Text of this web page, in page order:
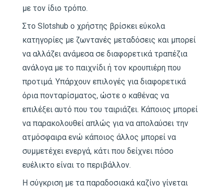
με τον ίδιο τρόπο.
Στο Slotshub ο χρήστης βρίσκει εύκολα
κατηγορίες με ζωντανές μεταδόσεις και μπορεί
να αλλάζει ανάμεσα σε διαφορετικά τραπέζια
ανάλογα με το παιχνίδι ή τον κρουπιέρη που
προτιμά. Υπάρχουν επιλογές για διαφορετικά
όρια πονταρίσματος, ώστε ο καθένας να
επιλέξει αυτό που του ταιριάζει. Κάποιος μπορεί
να παρακολουθεί απλώς για να απολαύσει την
ατμόσφαιρα ενώ κάποιος άλλος μπορεί να
συμμετέχει ενεργά, κάτι που δείχνει πόσο
ευέλικτο είναι το περιβάλλον.
Η σύγκριση με τα παραδοσιακά καζίνο γίνεται